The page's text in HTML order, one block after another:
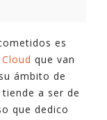
es
que van
ámbito de
a ser de
que dedico